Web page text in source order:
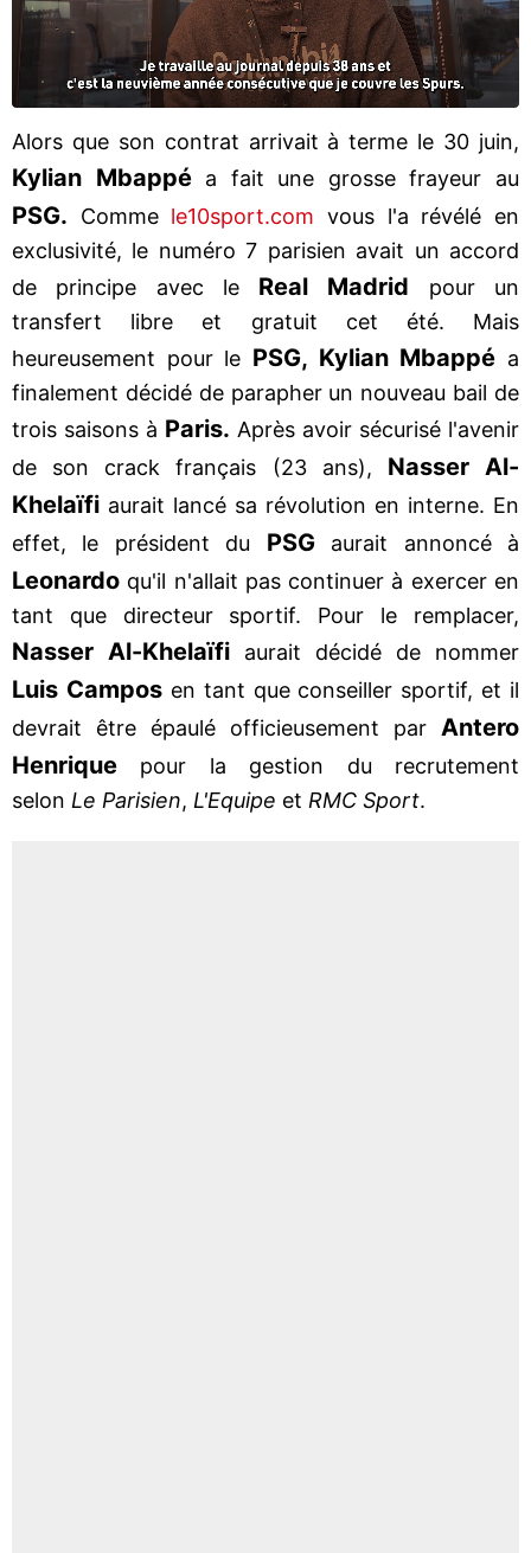
Alors que son contrat arrivait à terme le 30 juin,
Kylian Mbappéa fait une grosse frayeur au
PSG. Comme le10sport.com vous l'a révélé en
exclusivité, le numéro 7 parisien avait un accord
de principe avec le Real Madrid pour un
transfert libre et gratuit cet été. Mais
heureusement pour le PSG, Kylian Mbappé a
finalement décidé de parapher un nouveau bail de
trois saisons à Paris. Après avoir sécurisé l'avenir
de son crack français (23 ans), Nasser Al-
Khelaïfi aurait lancé sa révolution en interne. En
effet, le président du PSGaurait annoncé à
Leonardo qu'il n'allait pas continuer à exercer en
tant que directeur sportif. Pour le remplacer,
Nasser Al-Khelaïfi aurait décidé de nommer
Luis Camposen tant que conseiller sportif, et il
devrait être épaulé officieusement par Antero
Henrique pour la gestion du recrutement
selon Le Parisien, L'Equipe et RMC Sport.